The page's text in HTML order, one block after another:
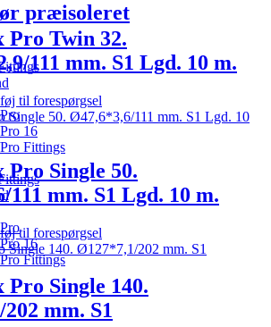
præisoleret
16
Fittings
16
Fittings
Pro Twin 32.
111 mm. S1 Lgd. 10 m.
til forespørgsel
Single 50.
111 mm. S1 Lgd. 10 m.
til forespørgsel
Single 140.
mm. S1